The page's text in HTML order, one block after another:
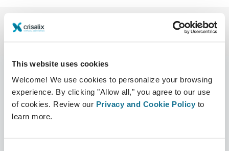
This website uses cookies
Welcome! We use cookies to personalize your browsing
experience. By clicking "Allow all," you agree to our use
of cookies. Review our Privacy and Cookie Policy to
learn more.
Công ty
Về chúng tôi
Bác sĩ phẫu thuật thẩm mỹ